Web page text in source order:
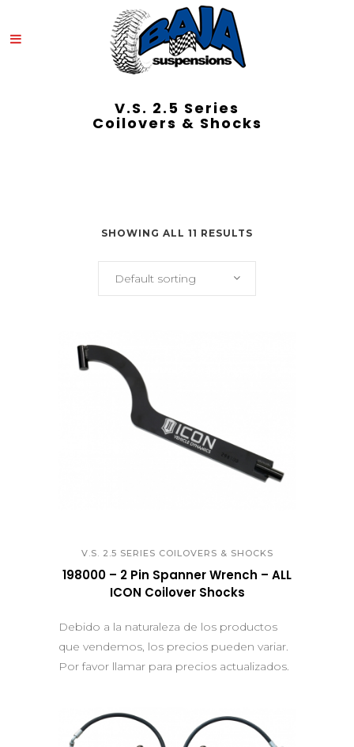
V.S. 2.5 Series
Coilovers & Shocks
SHOWING ALL 11 RESULTS
Default sorting
V.S. 2.5 SERIES COILOVERS & SHOCKS
198000 – 2 Pin Spanner Wrench – ALL
ICON Coilover Shocks
Debido a la naturaleza de los productos
que vendemos, los precios pueden variar.
Por favor llamar para precios actualizados.